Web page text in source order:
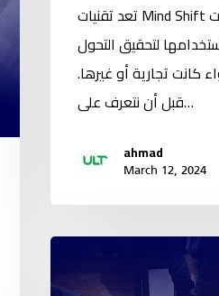
تعد تقنيات Mind Shift الإدارية من الأدوات
لتحقيق التحول
تجارية أو غيرها.
قبل أن نتعرف على…
ahmad
March 12, 2024